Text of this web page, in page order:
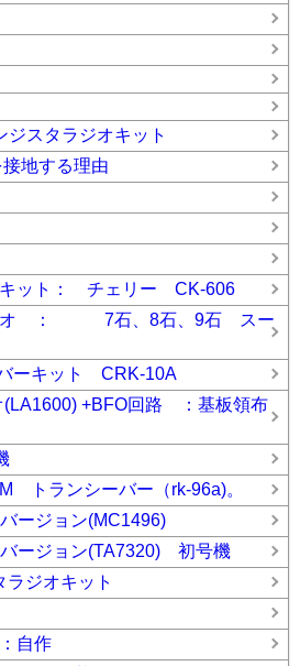
スタラジオキット
地する理由
ット： チェリー CK-606
ジオ ： 7石、8石、9石 スー
ーキット CRK-10A
(LA1600) +BFO回路 ：基板領布
トランシーバー（rk-96a)。
ージョン(MC1496)
バージョン(TA7320) 初号機
ジオキット
自作